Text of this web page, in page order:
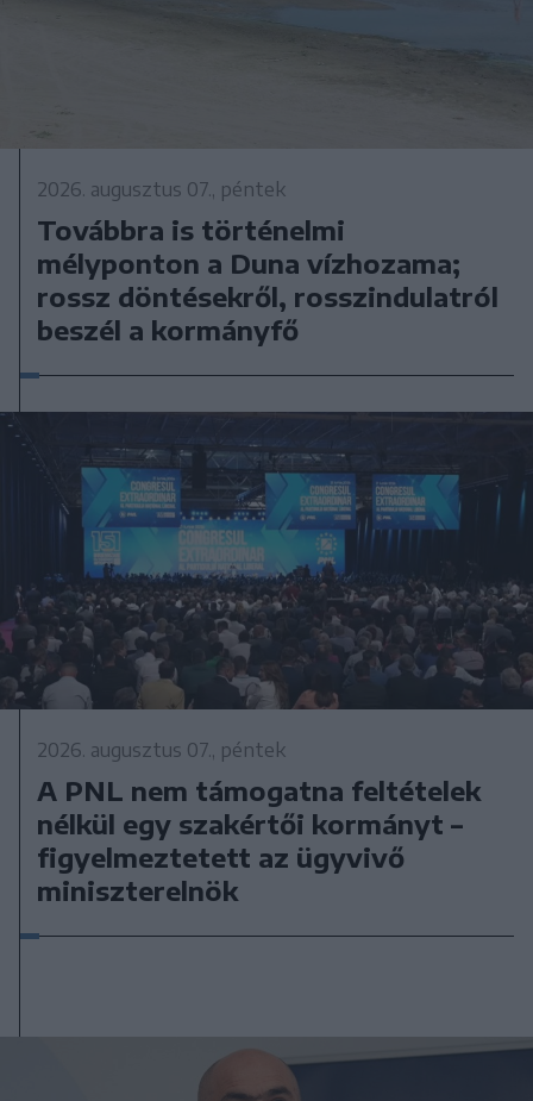
2026. augusztus 07., péntek
Továbbra is történelmi
mélyponton a Duna vízhozama;
rossz döntésekről, rosszindulatról
beszél a kormányfő
2026. augusztus 07., péntek
A PNL nem támogatna feltételek
nélkül egy szakértői kormányt –
figyelmeztetett az ügyvivő
miniszterelnök